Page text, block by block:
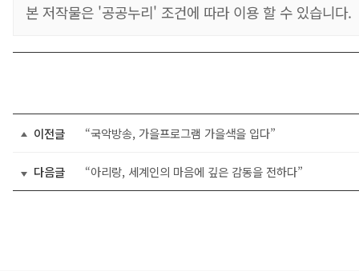
본 저작물은 '공공누리' 조건에 따라 이용 할 수 있습니다.
이전글 “국악방송, 가을프로그램 가을색을 입다”
다음글 “아리랑, 세계인의 마음에 깊은 감동을 전하다”